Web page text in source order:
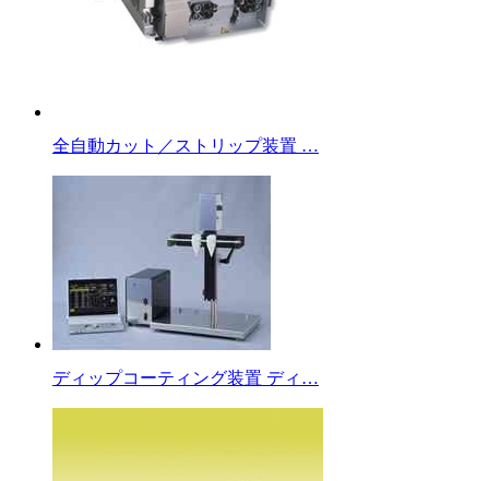
全自動カット／ストリップ装置 …
ディップコーティング装置 ディ…